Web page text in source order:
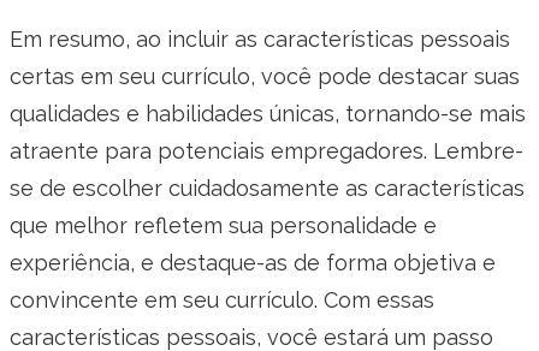
Em resumo, ao incluir as características pessoais
certas em seu currículo, você pode destacar suas
qualidades e habilidades únicas, tornando-se mais
atraente para potenciais empregadores. Lembre-
se de escolher cuidadosamente as características
que melhor refletem sua personalidade e
experiência, e destaque-as de forma objetiva e
convincente em seu currículo. Com essas
características pessoais, você estará um passo